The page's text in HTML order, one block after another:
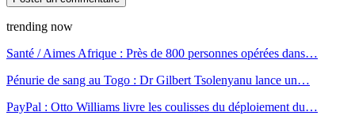
trending now
Santé / Aimes Afrique : Près de 800 personnes opérées dans…
Pénurie de sang au Togo : Dr Gilbert Tsolenyanu lance un…
PayPal : Otto Williams livre les coulisses du déploiement du…